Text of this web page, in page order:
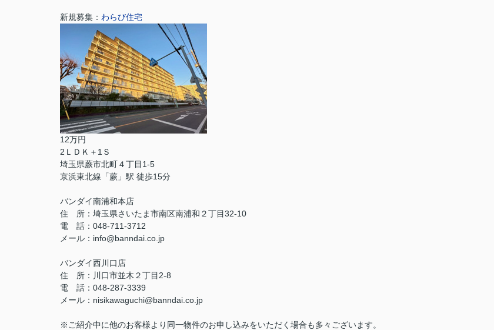
新規募集： わらび住宅
12万円
2ＬＤＫ＋1Ｓ
埼玉県蕨市北町４丁目1-5
京浜東北線「蕨」駅 徒歩15分
バンダイ南浦和本店
住 所：埼玉県さいたま市南区南浦和２丁目32-10
電 話：048-711-3712
メール：info@banndai.co.jp
バンダイ西川口店
住 所：川口市並木２丁目2-8
電 話：048-287-3339
メール：nisikawaguchi@banndai.co.jp
※ご紹介中に他のお客様より同一物件のお申し込みをいただく場合も多々ございます。